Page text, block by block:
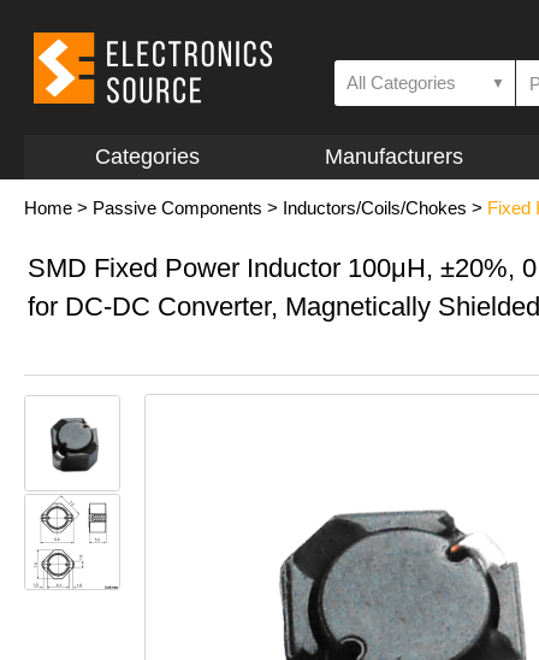
All Categories ▼
Categories Manufacturers
Home > Passive Components > Inductors/Coils/Chokes > Fixed
SMD Fixed Power Inductor 100μH, ±20%,
for DC-DC Converter, Magnetically Shielded